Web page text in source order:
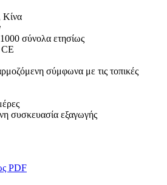
Κίνα
σύνολα ετησίως
CE
σύμφωνα με τις τοπικές
συσκευασία εξαγωγής
PDF